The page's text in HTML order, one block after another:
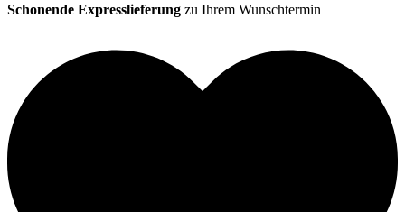
Schonende Expresslieferung zu Ihrem Wunschtermin